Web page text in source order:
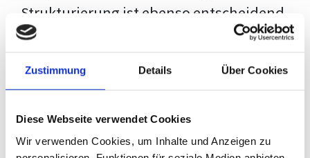
Zustimmung Details Über Cookies
Diese Webseite verwendet Cookies
Wir verwenden Cookies, um Inhalte und Anzeigen zu
Strukturierung ist ebenso entscheidend
wie der Inhalt selbst. Jeder Prüfer hat
eigene Erwartungen, und unsere
Schulung ist so konzipiert, dass sie dir
deiner individuellen Vorlage zeigt,
anstatt eine Einheitslösung zu bieten.